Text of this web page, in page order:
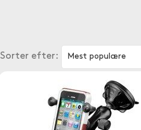
Sorter efter: